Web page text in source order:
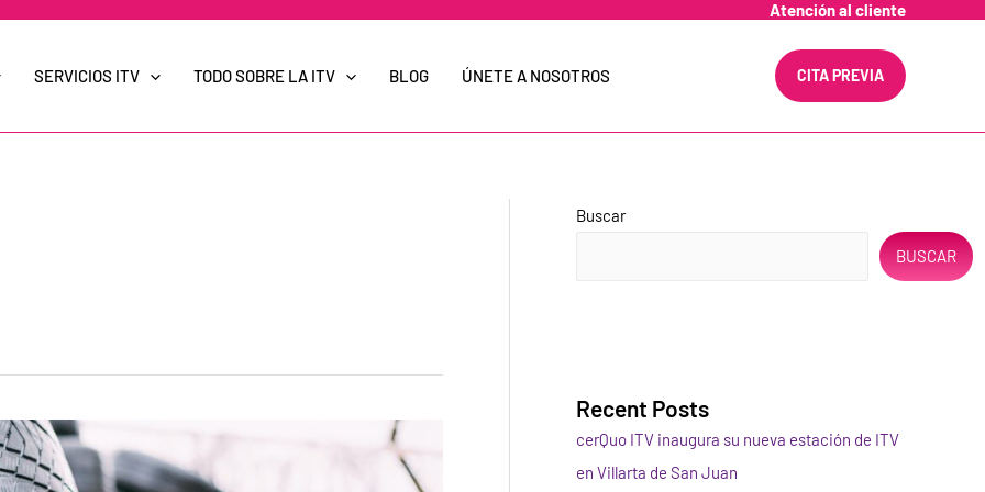
Atención al cliente
SERVICIOS ITV TODO SOBRE LA ITV BLOG ÚNETE A NOSOTROS CITA PREVIA
Buscar
BUSCAR
Recent Posts
cerQuo ITV inaugura su nueva estación de ITV
en Villarta de San Juan